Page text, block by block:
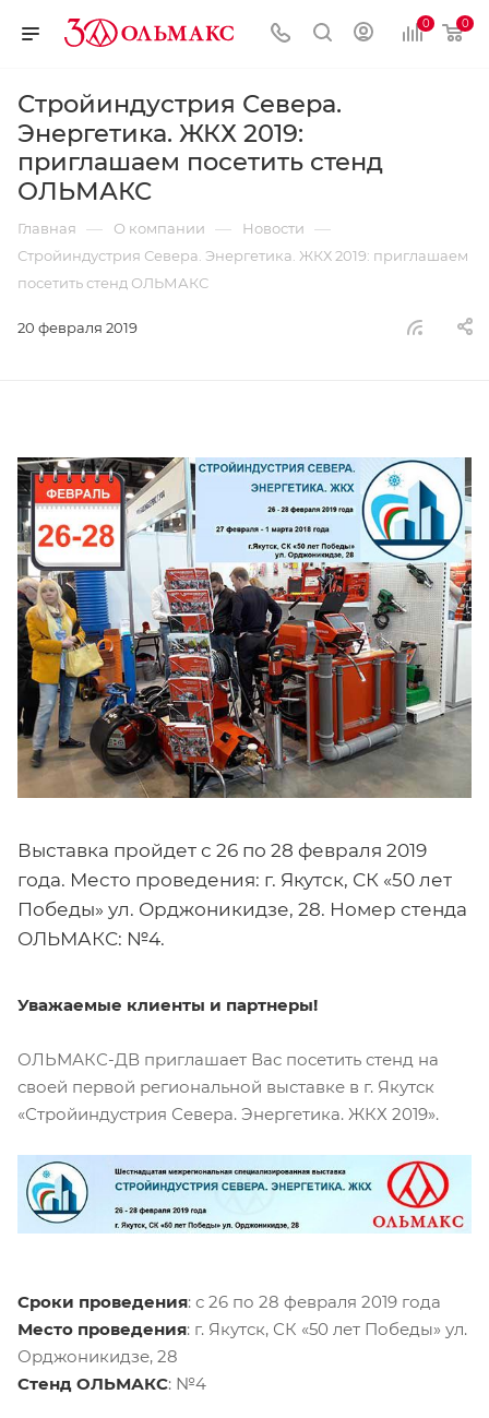
0 0
Стройиндустрия Севера.
Энергетика. ЖКХ 2019:
приглашаем посетить стенд
ОЛЬМАКС
Главная — О компании — Новости —
Стройиндустрия Севера. Энергетика. ЖКХ 2019: приглашаем
посетить стенд ОЛЬМАКС
20 февраля 2019
Выставка пройдет с 26 по 28 февраля 2019
года. Место проведения: г. Якутск, СК «50 лет
Победы» ул. Орджоникидзе, 28. Номер стенда
ОЛЬМАКС: №4.
Уважаемые клиенты и партнеры!
ОЛЬМАКС-ДВ приглашает Вас посетить стенд на
своей первой региональной выставке в г. Якутск
«Стройиндустрия Севера. Энергетика. ЖКХ 2019».
Сроки проведения: с 26 по 28 февраля 2019 года
Место проведения: г. Якутск, СК «50 лет Победы» ул.
Орджоникидзе, 28
Стенд ОЛЬМАКС: №4